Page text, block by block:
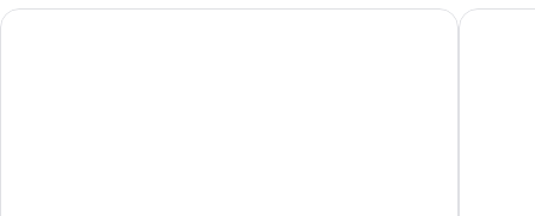
麥特蘭Punthill飯店 傑斯蒙